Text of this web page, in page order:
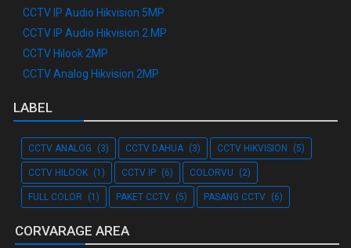
CCTV IP Audio Hikvision 5MP
CCTV IP Audio Hikvision 2.MP
CCTV Hilook 2MP
CCTV Analog Hikvision 2MP
LABEL
CCTV ANALOG (3) CCTV DAHUA (3) CCTV HIKVISION (5)
CCTV HILOOK (1) CCTV IP (6) COLORVU (2)
FULL COLOR (1) PAKET CCTV (5) PASANG CCTV (6)
CORVARAGE AREA